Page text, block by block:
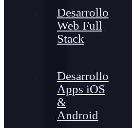
Desarrollo
Web Full
Stack
Desarrollo
Apps iOS
&
Android